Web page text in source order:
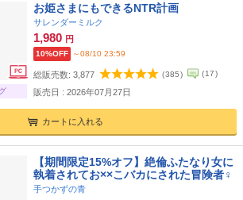
お姫さまにもできるNTR計画
サレンダーミルク
1,980 円
10%OFF ～08/10 23:59
総販売数: 3,877 (385) (17)
販売日 : 2026年07月27日
カートに入れる
【期間限定15%オフ】絶倫ふたなり女に
執着されてお××こバカにされた冒険者♀
手つかずの青